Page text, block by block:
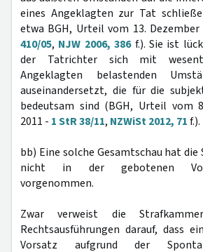
eines Angeklagten zur Tat
etwa BGH, Urteil vom 13. Dezember
410/05, NJW 2006, 386f.). Sie ist
der Tatrichter sich mit
Angeklagten belastenden
auseinandersetzt, die für die
bedeutsam sind (BGH, Urteil vom
2011 - 1 StR 38/11, NZWiSt 2012, 71f.).
bb) Eine solche Gesamtschau hat
nicht in der gebotenen
vorgenommen.
Zwar verweist die
Rechtsausführungen darauf, dass
Vorsatz aufgrund der